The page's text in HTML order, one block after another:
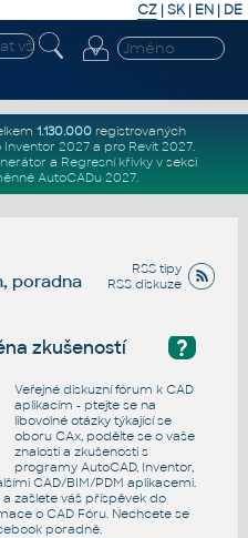
CZ | SK| EN | DE
1.130.000registrovaných
Inventor 2027a pro Revit 2027.
a Regresní křivkyv sekci
AutoCADu 2027.
RSS tipy
RSS diskuze
poradna
?
zkušeností
Veřejné diskuzní fórum k CAD
aplikacím - ptejte se na
libovolné otázky týkající se
oboru CAx, podělte se o vaše
znalosti a zkušenosti s
programy AutoCAD, Inventor,
CAD/BIM/PDM aplikacemi.
zašlete váš příspěvek do
o CAD Fóru. Nechcete se
poradně.